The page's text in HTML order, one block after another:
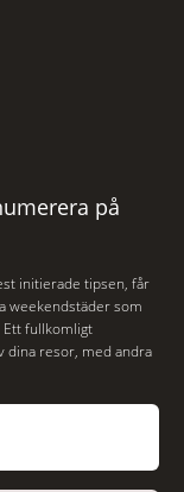
på
initierade tipsen, får
weekendstäder som
Ett fullkomligt
dina resor, med andra